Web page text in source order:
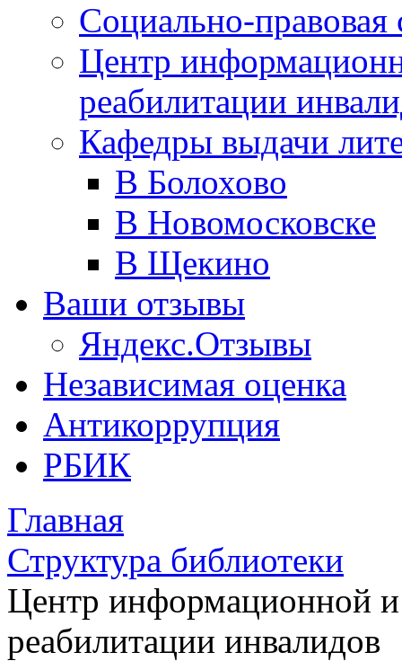
Социально-правовая
Центр
реабилитации
Кафедры выдачи
В Болохово
В Новомосковске
В Щекино
Ваши отзывы
Яндекс.Отзывы
Независимая оценка
Антикоррупция
РБИК
Главная
Структура библиотеки
Центр информационной и
реабилитации инвалидов